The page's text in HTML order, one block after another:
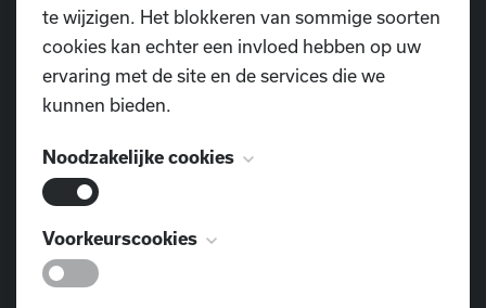
te wijzigen. Het blokkeren van sommige soorten
cookies kan echter een invloed hebben op uw
ervaring met de site en de services die we
kunnen bieden.
Noodzakelijke cookies
Deze cookies zijn noodzakelijk voor het
functioneren van de website en kunnen niet
Voorkeurscookies
POSTADRES
Dansschool D.I.O.P.
Pontweg 3
TELEFOON